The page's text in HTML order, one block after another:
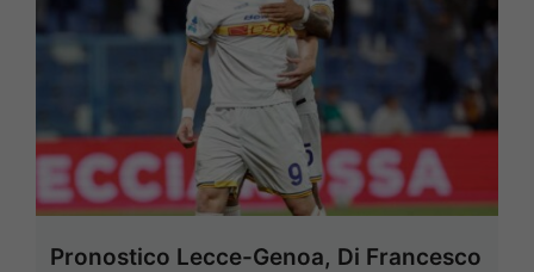
Pronostico Lecce-Genoa, Di Francesco